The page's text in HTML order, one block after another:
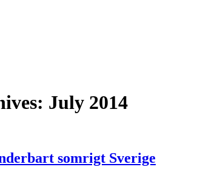
July 2014
somrigt Sverige